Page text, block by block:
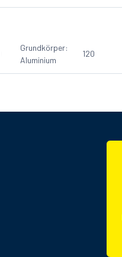
Grundkörper:
Aluminium
120